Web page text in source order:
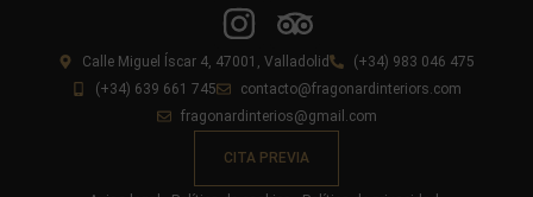
Calle Miguel Íscar 4, 47001, Valladolid
(+34) 983 046 475
(+34) 639 661 745
contacto@fragonardinteriors.com
fragonardinterios@gmail.com
CITA PREVIA